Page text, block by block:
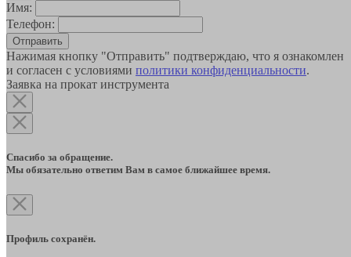
Имя:
Телефон:
Отправить
Нажимая кнопку "Отправить" подтверждаю, что я ознакомлен
и согласен с условиями политики конфиденциальности.
Заявка на прокат инструмента
Спасибо за обращение.
Мы обязательно ответим Вам в самое ближайшее время.
Профиль сохранён.